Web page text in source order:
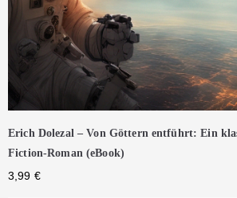
Erich Dolezal – Von Göttern entführt: Ein
Fiction-Roman (eBook)
3,99 €